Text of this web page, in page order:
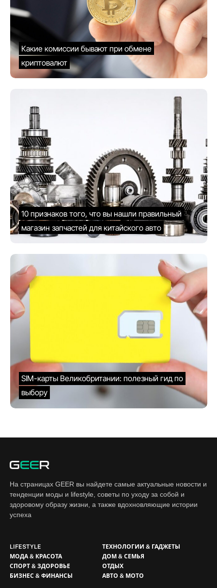
Какие комиссии бывают при обмене
криптовалют
10 признаков того, что вы нашли правильный
магазин запчастей для китайского авто
SIM-карты Великобритании: полезный гид по
выбору
LIFESTYLE
МОДА & КРАСОТА
СПОРТ & ЗДОРОВЬЕ
БИЗНЕС & ФИНАНСЫ
ТЕХНОЛОГИИ & ГАДЖЕТЫ
ДОМ & СЕМЬЯ
ОТДЫХ
АВТО & МОТО
На страницах GEER вы найдете самые актуальные новости и
тенденции моды и lifestyle, советы по уходу за собой и
здоровому образу жизни, а также вдохновляющие истории
успеха